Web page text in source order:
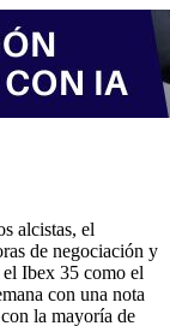
alcistas, el
de negociación y
Ibex 35 como el
con una nota
la mayoría de